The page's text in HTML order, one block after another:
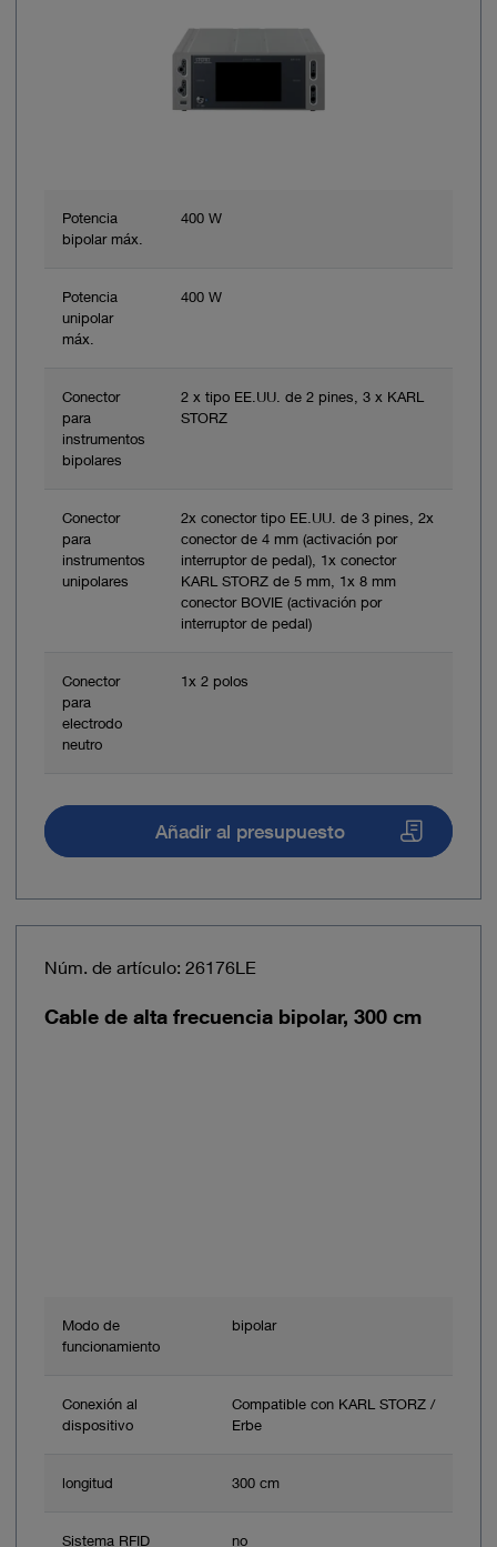
Potencia
bipolar máx.
400 W
Potencia
unipolar
máx.
400 W
Conector
para
instrumentos
bipolares
2 x tipo EE.UU. de 2 pines, 3 x KARL
STORZ
Conector
para
instrumentos
unipolares
2x conector tipo EE.UU. de 3 pines, 2x
conector de 4 mm (activación por
interruptor de pedal), 1x conector
KARL STORZ de 5 mm, 1x 8 mm
conector BOVIE (activación por
interruptor de pedal)
Conector
para
electrodo
neutro
1x 2 polos
Añadir al presupuesto
Núm. de artículo: 26176LE
Cable de alta frecuencia bipolar, 300 cm
Modo de
funcionamiento
bipolar
Conexión al
dispositivo
Compatible con KARL STORZ /
Erbe
longitud 300 cm
Sistema RFID no